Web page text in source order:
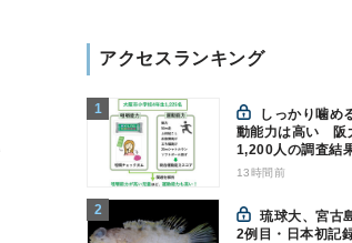
アクセスランキング
動能力は高い 阪
1,200人の調査結
13時間前
琉球大、宮古島沖で世界
2例目・日本初記